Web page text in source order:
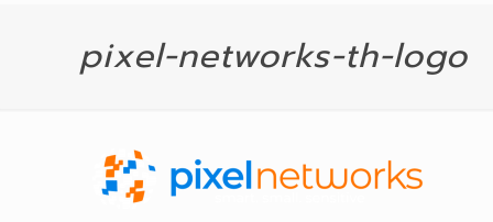
pixel-networks-th-logo